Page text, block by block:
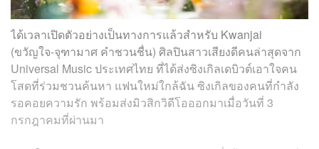
ได้เวลาเปิดตัวอย่างเป็นทางการแล้วสำหรับ Kwanjai
(ขวัญใจ-จุฑามาศ คำชวนชื่น) ศิลปินสาวเสียงดีคนล่าสุดจาก
Universal Music ประเทศไทย ที่ได้ส่งซิงเกิลเดบิวต์เอาใจคน
โสดที่ร่วมชวนค้นหา แฟนใหม่ใกล้ฉัน ซิงเกิลของคนที่กำลัง
รอคอยความรัก พร้อมส่งมิวสิกวิดีโอออกมาเมื่อวันที่ 3
กรกฎาคมที่ผ่านมา